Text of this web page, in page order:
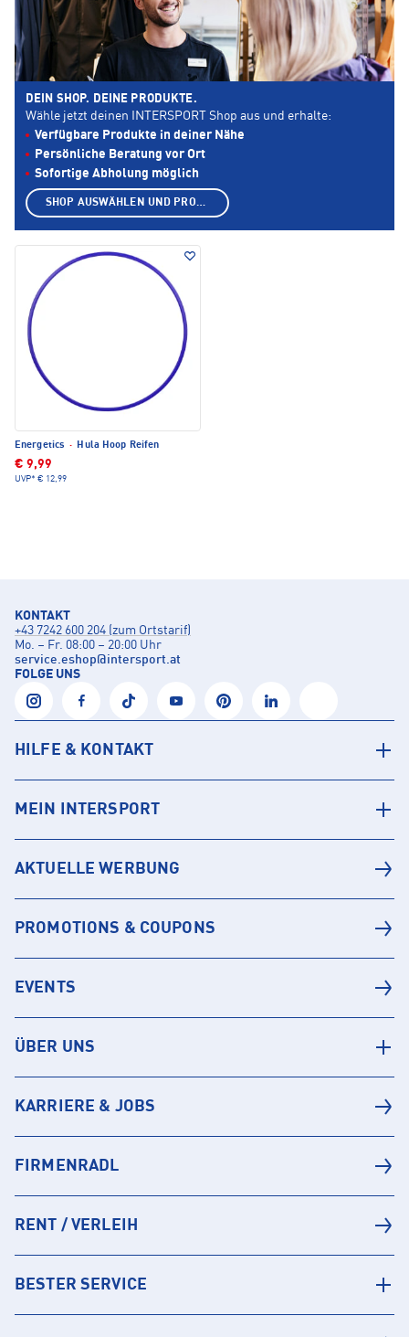
Energetics · Hula Hoop Reifen
€ 9,99
UVP* € 12,99
DEIN SHOP. DEINE PRODUKTE.
Wähle jetzt deinen INTERSPORT Shop aus und erhalte:
Verfügbare Produkte in deiner Nähe
Persönliche Beratung vor Ort
Sofortige Abholung möglich
SHOP AUSWÄHLEN UND PRODUKTE ANZEIGEN
KONTAKT
+43 7242 600 204 (zum Ortstarif)
Mo. – Fr. 08:00 – 20:00 Uhr
service.eshop@intersport.at
FOLGE UNS
HILFE & KONTAKT
MEIN INTERSPORT
AKTUELLE WERBUNG
PROMOTIONS & COUPONS
EVENTS
ÜBER UNS
KARRIERE & JOBS
FIRMENRADL
RENT / VERLEIH
BESTER SERVICE